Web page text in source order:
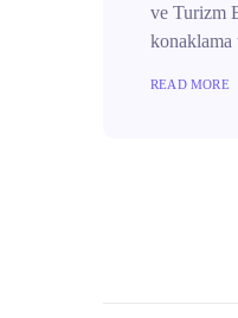
ve Turizm
konaklama
READ MORE